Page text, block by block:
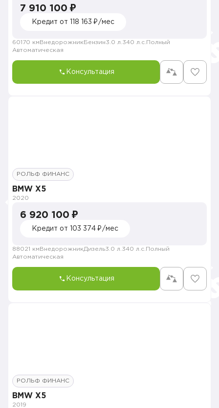
7 910 100 ₽
Кредит от 118 163 ₽/мес
60170 км Внедорожник Бензин3.0 л. 340 л.с. Полный
Автоматическая
Консультация
РОЛЬФ ФИНАНС
BMW X5
2020
6 920 100 ₽
Кредит от 103 374 ₽/мес
88021 км ВнедорожникДизель3.0 л. 340 л.с. Полный
Автоматическая
Консультация
РОЛЬФ ФИНАНС
BMW X5
2019